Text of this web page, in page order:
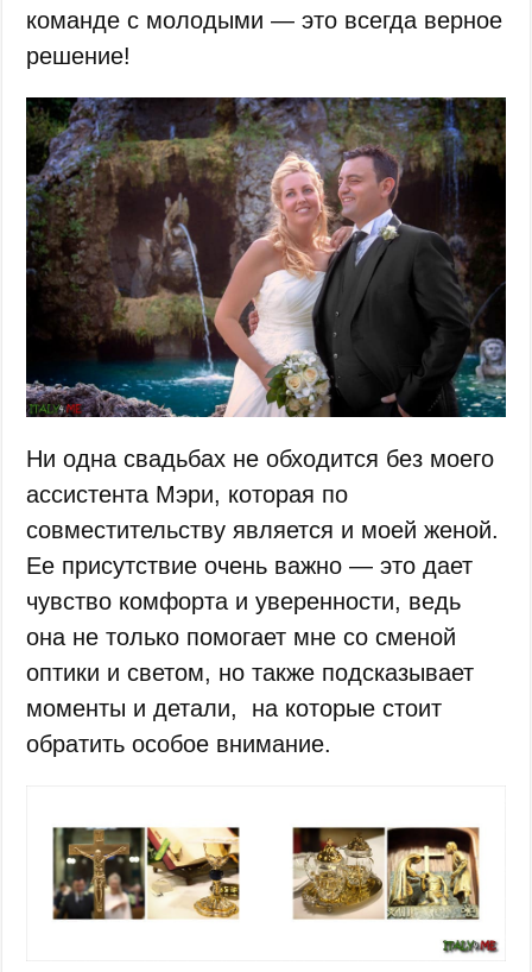
команде с молодыми — это всегда верное
решение!
Ни одна свадьбах не обходится без моего
ассистента Мэри, которая по
совместительству является и моей женой.
Ее присутствие очень важно — это дает
чувство комфорта и уверенности, ведь
она не только помогает мне со сменой
оптики и светом, но также подсказывает
моменты и детали, на которые стоит
обратить особое внимание.